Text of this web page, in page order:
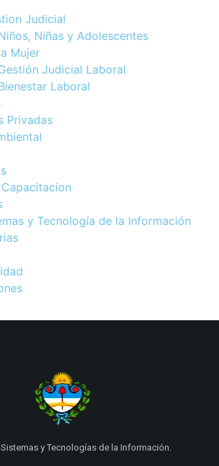
Judicial
Niñas y Adolescentes
Mujer
Judicial Laboral
Laboral
Privadas
y Tecnología de la Información
y Tecnologías de la Información.